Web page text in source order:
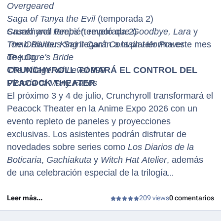
Overgeared
Saga of Tanya the Evil(temporada 2)
Sasaki and Peeps(temporada 2)
The Oblivious Saint Can't Contain Her Power
The Ogre's Bride
The Villager of Level 999
Victoria of Many Faces
Crunchyroll también reveló queGoodbye, Lara y
Tomb Raider Kingllegarán a la plataforma este mes
de julio.
CRUNCHYROLL TOMARÁ EL CONTROL DEL
PEACOCK THEATER
El próximo 3 y 4 de julio, Crunchyroll transformará el
Peacock Theater en la Anime Expo 2026 con un
evento repleto de paneles y proyecciones
exclusivas. Los asistentes podrán disfrutar de
novedades sobre series como Los Diarios de la
Boticaria, Gachiakuta y Witch Hat Atelier, además
de una celebración especial de la trilogía
Yaiba Castillo Infinito
con la participación del elenco
y adelantos de ufotable. El programa también
Leer más... 209 views0 comentarios